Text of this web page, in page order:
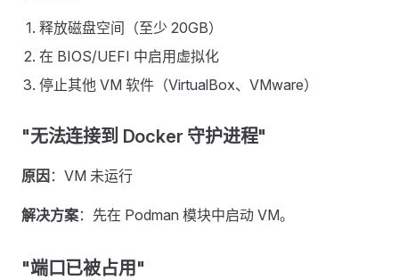
释放磁盘空间（至少 20GB）
在 BIOS/UEFI 中启用虚拟化
停止其他 VM 软件（VirtualBox、VMware）
"无法连接到 Docker 守护进程"
原因 ：VM 未运行
解决方案：先在 Podman 模块中启动 VM。
"端口已被占用"